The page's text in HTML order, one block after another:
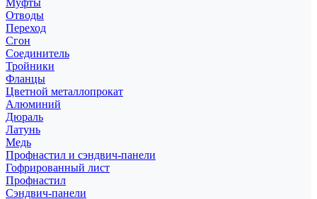
Муфты
Отводы
Переход
Сгон
Соединитель
Тройники
Фланцы
Цветной металлопрокат
Алюминий
Дюраль
Латунь
Медь
Профнастил и сэндвич-панели
Гофрированный лист
Профнастил
Сэндвич-панели